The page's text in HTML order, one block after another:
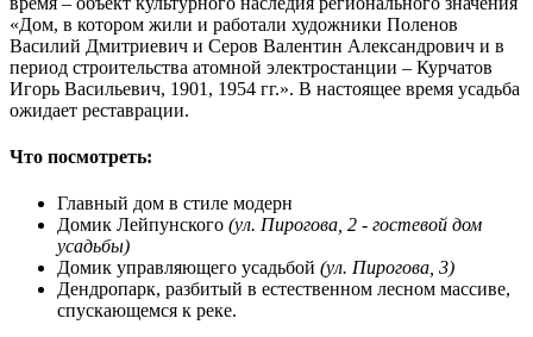
«Дом, в котором жили и работали художники Поленов
Василий Дмитриевич и Серов Валентин Александрович и в
период строительства атомной электростанции – Курчатов
Игорь Васильевич, 1901, 1954 гг.». В настоящее время усадьба
ожидает реставрации.
Что посмотреть:
Главный дом в стиле модерн
Домик Лейпунского (ул. Пирогова, 2 - гостевой дом
усадьбы)
Домик управляющего усадьбой (ул. Пирогова, 3)
Дендропарк, разбитый в естественном лесном массиве,
спускающемся к реке.